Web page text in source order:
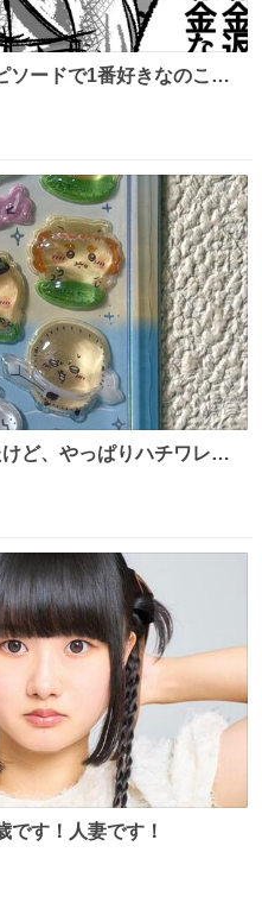
ソードで1番好きなのこれ
がみの美術史創作
ど、やっぱりハチワレの
ちいかわの「エ゛ッ!?(い
ぉ)」が面白すぎる。
です！人妻です！